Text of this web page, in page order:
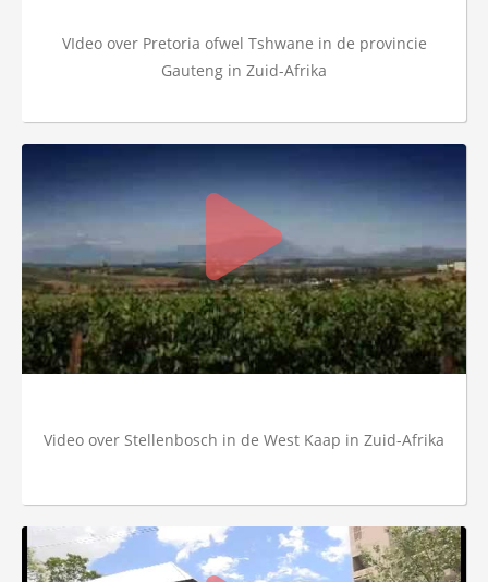
VIdeo over Pretoria ofwel Tshwane in de provincie
Gauteng in Zuid-Afrika
Video over Stellenbosch in de West Kaap in Zuid-Afrika